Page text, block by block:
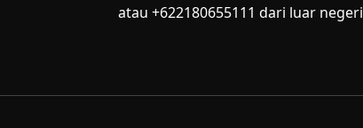
atau +622180655111 dari luar negeri